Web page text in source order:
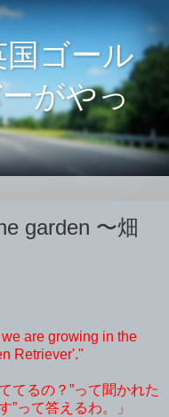
国ゴール
がやっ
garden 〜畑
are growing in the
Retriever'."
てるの？”って聞かれた
”って答えるわ。」